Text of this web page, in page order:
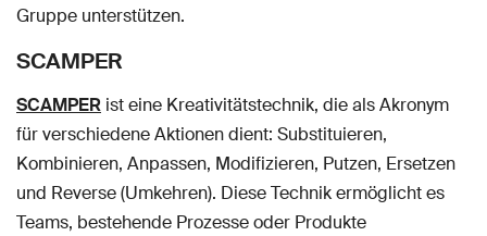
Gruppe unterstützen.
SCAMPER
SCAMPER ist eine Kreativitätstechnik, die als Akronym
für verschiedene Aktionen dient: Substituieren,
Kombinieren, Anpassen, Modifizieren, Putzen, Ersetzen
und Reverse (Umkehren). Diese Technik ermöglicht es
Teams, bestehende Prozesse oder Produkte